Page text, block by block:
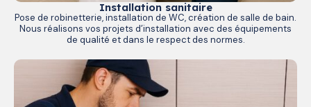
Installation sanitaire
Pose de robinetterie, installation de WC, création de salle de bain.
Nous réalisons vos projets d’installation avec des équipements
de qualité et dans le respect des normes.